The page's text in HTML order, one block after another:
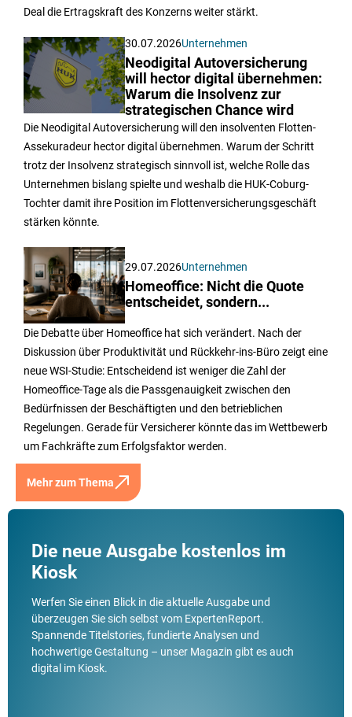
Deal die Ertragskraft des Konzerns weiter stärkt.
30.07.2026Unternehmen
Neodigital Autoversicherung
will hector digital übernehmen:
Warum die Insolvenz zur
strategischen Chance wird
Die Neodigital Autoversicherung will den insolventen Flotten-
Assekuradeur hector digital übernehmen. Warum der Schritt
trotz der Insolvenz strategisch sinnvoll ist, welche Rolle das
Unternehmen bislang spielte und weshalb die HUK-Coburg-
Tochter damit ihre Position im Flottenversicherungsgeschäft
stärken könnte.
29.07.2026Unternehmen
Homeoffice: Nicht die Quote
entscheidet, sondern...
Die Debatte über Homeoffice hat sich verändert. Nach der
Diskussion über Produktivität und Rückkehr-ins-Büro zeigt eine
neue WSI-Studie: Entscheidend ist weniger die Zahl der
Homeoffice-Tage als die Passgenauigkeit zwischen den
Bedürfnissen der Beschäftigten und den betrieblichen
Regelungen. Gerade für Versicherer könnte das im Wettbewerb
um Fachkräfte zum Erfolgsfaktor werden.
Mehr zum Thema
Die neue Ausgabe kostenlos im
Kiosk
Werfen Sie einen Blick in die aktuelle Ausgabe und
überzeugen Sie sich selbst vom ExpertenReport.
Spannende Titelstories, fundierte Analysen und
hochwertige Gestaltung – unser Magazin gibt es auch
digital im Kiosk.